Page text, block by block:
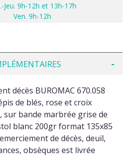
Jeu. 9h-12h et 13h-17h
Ven. 9h-12h
décès BUROMAC 670.058
de blés, rose et croix
sur bande marbrée grise de
blanc 200gr format 135x85
de décès, deuil,
obsèques est livrée